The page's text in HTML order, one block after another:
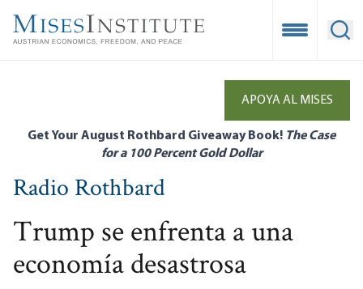
main
Open
APOYA AL MISES
Get Your August Rothbard Giveaway Book! The Case
for a 100 Percent Gold Dollar
Radio Rothbard
Trump se enfrenta a una
economía desastrosa